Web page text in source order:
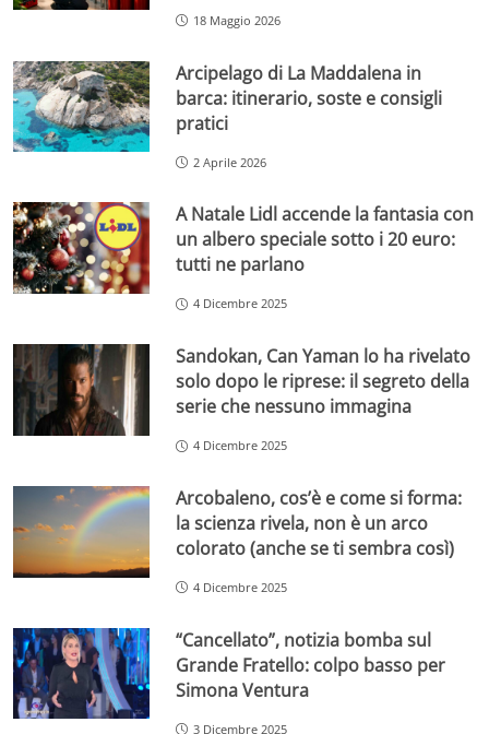
18 Maggio 2026
Arcipelago di La Maddalena in
barca: itinerario, soste e consigli
pratici
2 Aprile 2026
A Natale Lidl accende la fantasia con
un albero speciale sotto i 20 euro:
tutti ne parlano
4 Dicembre 2025
Sandokan, Can Yaman lo ha rivelato
solo dopo le riprese: il segreto della
serie che nessuno immagina
4 Dicembre 2025
Arcobaleno, cos’è e come si forma:
la scienza rivela, non è un arco
colorato (anche se ti sembra così)
4 Dicembre 2025
“Cancellato”, notizia bomba sul
Grande Fratello: colpo basso per
Simona Ventura
3 Dicembre 2025